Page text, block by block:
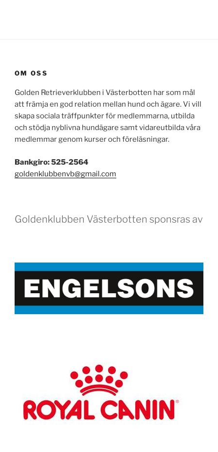
OM OSS
Golden Retrieverklubben i Västerbotten har som mål
att främja en god relation mellan hund och ägare. Vi vill
skapa sociala träffpunkter för medlemmarna, utbilda
och stödja nyblivna hundägare samt vidareutbilda våra
medlemmar genom kurser och föreläsningar.
Bankgiro: 525-2564
goldenklubbenvb@gmail.com
Goldenklubben Västerbotten sponsras av